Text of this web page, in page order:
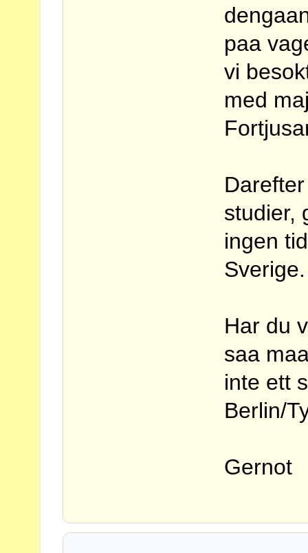
paa
vi
med
studier,
ingen
Har du
saa
inte ett
Berlin/
Gernot